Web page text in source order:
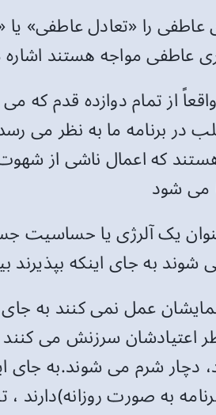
را «تعادل عاطفی» یا
عاطفی مواجه هستند
از تمام دوازده قدم که
در برنامه ما به نظر می
که اعمال ناشی از
می شود
عنوان یک آلرژی یا
به جای اینکه بپذیرند
عمل نمی کنند به
اعتیادشان سرزنش می
دچار شرم می شوند.به جای
به صورت روزانه)دارند